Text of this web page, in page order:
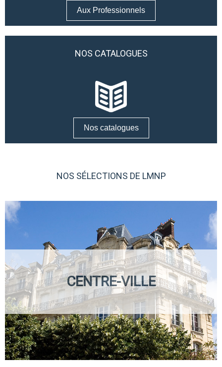
Aux Professionnels
NOS CATALOGUES
Nos catalogues
NOS SÉLECTIONS DE LMNP
CENTRE-VILLE